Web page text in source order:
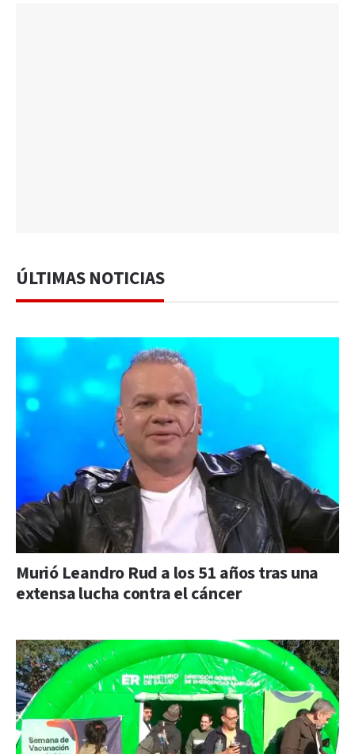
ÚLTIMAS NOTICIAS
Murió Leandro Rud a los 51 años tras una
extensa lucha contra el cáncer